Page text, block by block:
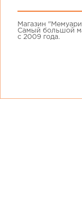
Магазин
Самый большой
с 2009 года.